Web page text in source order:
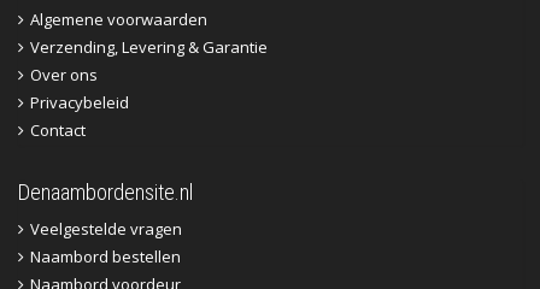
Algemene voorwaarden
Verzending, Levering & Garantie
Over ons
Privacybeleid
Contact
Denaambordensite.nl
Veelgestelde vragen
Naambord bestellen
Naambord voordeur